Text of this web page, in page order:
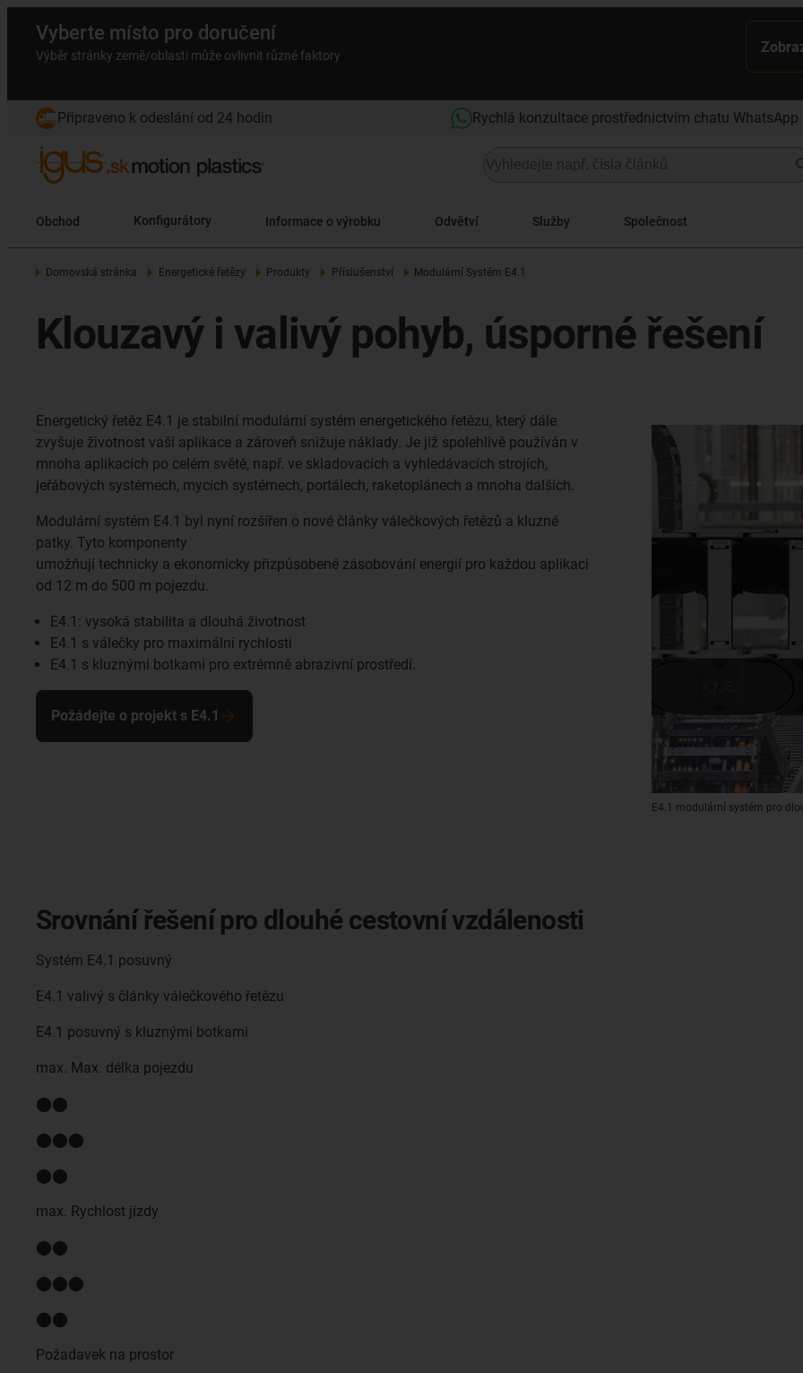
Vyberte místo pro doručení
Výběr stránky země/oblasti může ovlivnit různé faktory
Připraveno k odeslání od 24 hodin Rychlá konzultace prostřednictvím chatu WhatsApp
Obchod Konfigurátory Informace o výrobku Odvětví Služby Společnost
Domovská stránka Energetické řetězy Produkty Příslušenství Modulární Systém E4.1
Klouzavý i valivý pohyb, úsporné řešení
E4.1 modulární systém pro
Energetický řetěz E4.1 je stabilní modulární systém energetického řetězu, který dále
zvyšuje životnost vaší aplikace a zároveň snižuje náklady. Je již spolehlivě používán v
mnoha aplikacích po celém světě, např. ve skladovacích a vyhledávacích strojích,
jeřábových systémech, mycích systémech, portálech, raketoplánech a mnoha dalších.
Modulární systém E4.1 byl nyní rozšířen o nové články válečkových řetězů a kluzné
patky. Tyto komponenty
umožňují technicky a ekonomicky přizpůsobené zásobování energií pro každou aplikaci
od 12 m do 500 m pojezdu.
E4.1: vysoká stabilita a dlouhá životnost
E4.1 s válečky pro maximální rychlosti
E4.1 s kluznými botkami pro extrémně abrazivní prostředí.
Požádejte o projekt s E4.1
Srovnání řešení pro dlouhé cestovní vzdálenosti
Systém E4.1 posuvný
E4.1 valivý s články válečkového řetězu
E4.1 posuvný s kluznými botkami
max. Max. délka pojezdu
⬤⬤
⬤⬤⬤
⬤⬤
max. Rychlost jízdy
⬤⬤
⬤⬤⬤
⬤⬤
Požadavek na prostor